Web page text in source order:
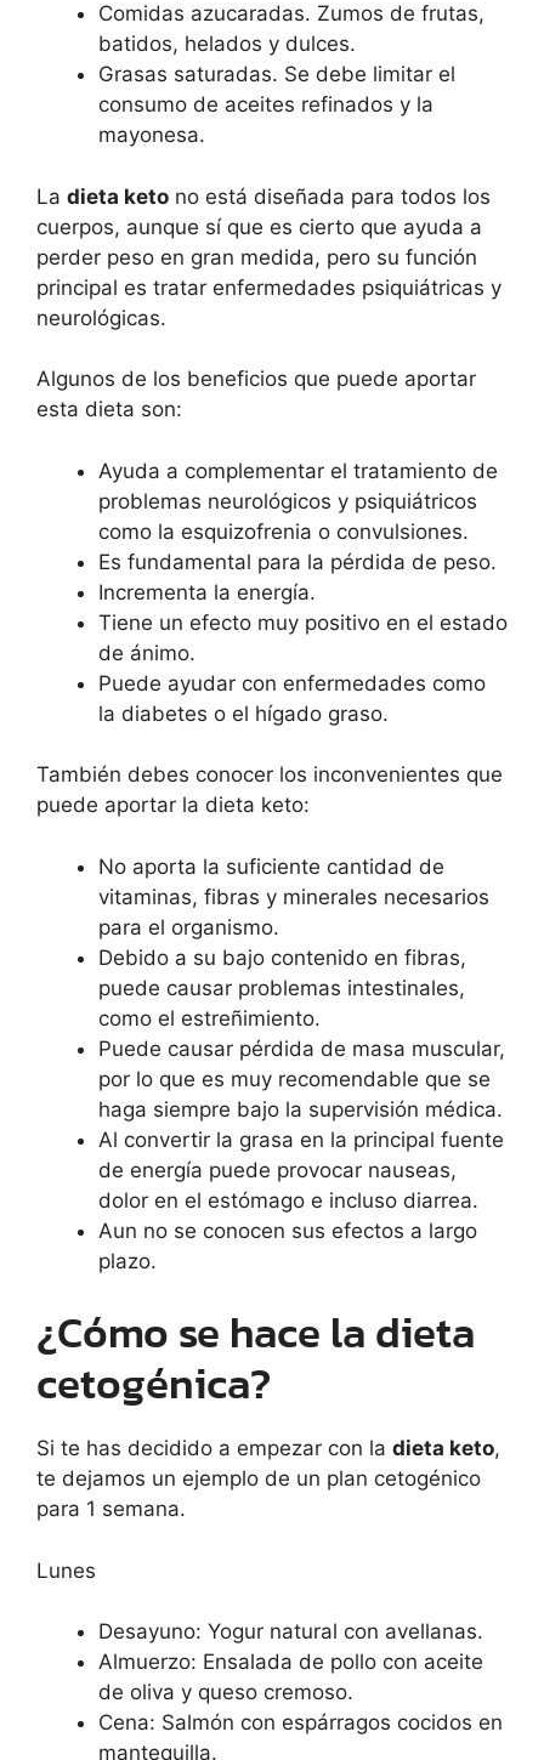
Comidas azucaradas. Zumos de frutas,
batidos, helados y dulces.
Grasas saturadas. Se debe limitar el
consumo de aceites refinados y la
mayonesa.
La dieta keto no está diseñada para todos los
cuerpos, aunque sí que es cierto que ayuda a
perder peso en gran medida, pero su función
principal es tratar enfermedades psiquiátricas y
neurológicas.
Algunos de los beneficios que puede aportar
esta dieta son:
Ayuda a complementar el tratamiento de
problemas neurológicos y psiquiátricos
como la esquizofrenia o convulsiones.
Es fundamental para la pérdida de peso.
Incrementa la energía.
Tiene un efecto muy positivo en el estado
de ánimo.
Puede ayudar con enfermedades como
la diabetes o el hígado graso.
También debes conocer los inconvenientes que
puede aportar la dieta keto:
No aporta la suficiente cantidad de
vitaminas, fibras y minerales necesarios
para el organismo.
Debido a su bajo contenido en fibras,
puede causar problemas intestinales,
como el estreñimiento.
Puede causar pérdida de masa muscular,
por lo que es muy recomendable que se
haga siempre bajo la supervisión médica.
Al convertir la grasa en la principal fuente
de energía puede provocar nauseas,
dolor en el estómago e incluso diarrea.
Aun no se conocen sus efectos a largo
plazo.
¿Cómo se hace la dieta
cetogénica?
Si te has decidido a empezar con la dieta keto,
te dejamos un ejemplo de un plan cetogénico
para 1 semana.
Lunes
Desayuno: Yogur natural con avellanas.
Almuerzo: Ensalada de pollo con aceite
de oliva y queso cremoso.
Cena: Salmón con espárragos cocidos en
mantequilla.